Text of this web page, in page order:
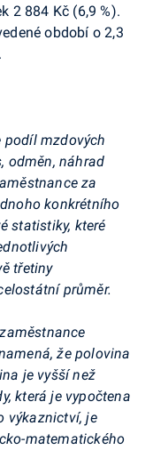
2 884 Kč (6,9 %).
období o 2,3
podíl mzdových
odměn, náhrad
za
konkrétního
statistiky, které
třetiny
průměr.
že polovina
je vyšší než
která je vypočtena
výkaznictví, je
matematického